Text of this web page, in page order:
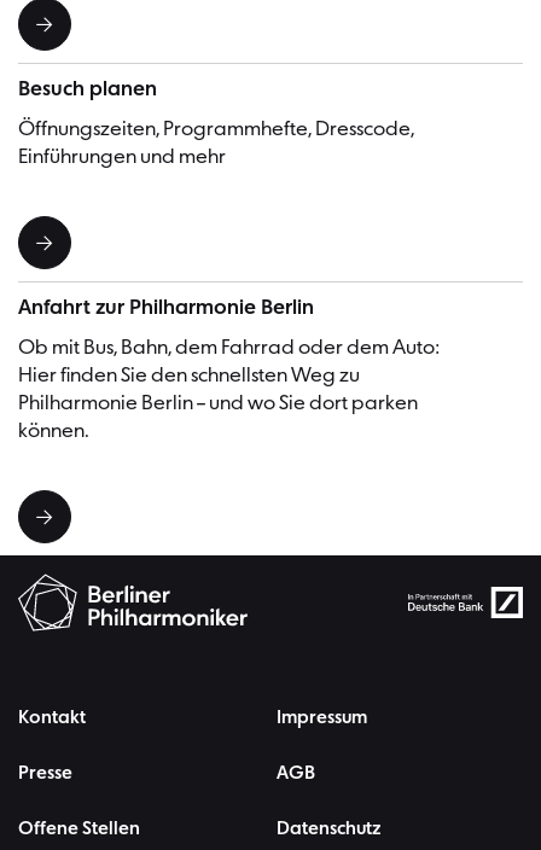
Besuch planen
Öffnungszeiten, Programmhefte, Dresscode,
Einführungen und mehr
Anfahrt zur Philharmonie Berlin
Ob mit Bus, Bahn, dem Fahrrad oder dem Auto:
Hier finden Sie den schnellsten Weg zu
Philharmonie Berlin – und wo Sie dort parken
können.
Kontakt
Presse
Offene Stellen
Impressum
AGB
Datenschutz